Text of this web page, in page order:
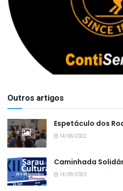
Outros artigos
Espetáculo dos
14/06/2022
Caminhada
14/09/2023